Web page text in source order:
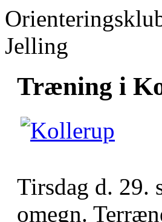
Jelling
Træning i
Tirsdag d. 29.
omegn.